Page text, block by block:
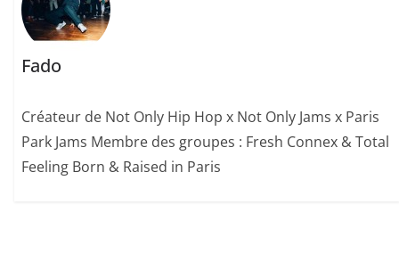
Fado
Créateur de Not Only Hip Hop x Not Only Jams x Paris
Park Jams Membre des groupes : Fresh Connex & Total
Feeling Born & Raised in Paris